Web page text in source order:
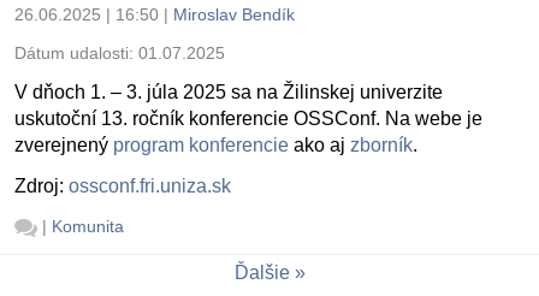
26.06.2025 | 16:50 | Miroslav Bendík
Dátum udalosti: 01.07.2025
V dňoch 1. – 3. júla 2025 sa na Žilinskej univerzite
uskutoční 13. ročník konferencie OSSConf. Na webe je
zverejnený program konferencie ako aj zborník.
Zdroj: ossconf.fri.uniza.sk
| Komunita
Ďalšie